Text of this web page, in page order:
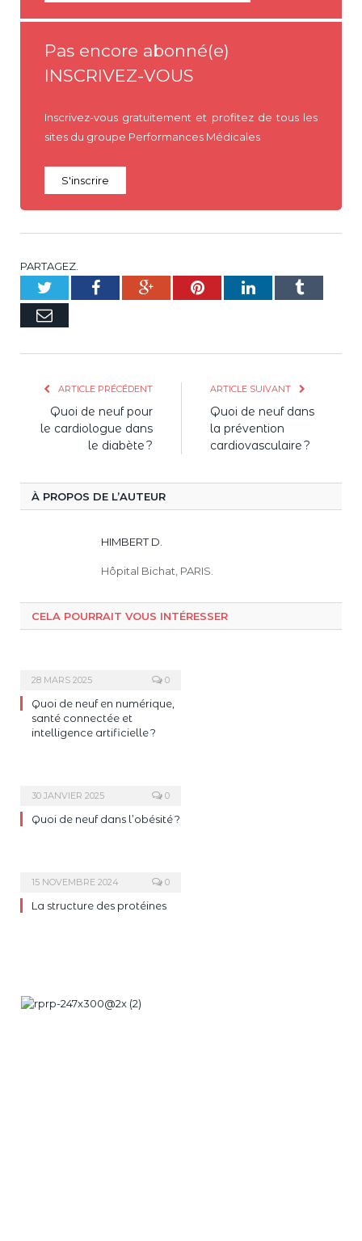
Pas encore abonné(e)
INSCRIVEZ-VOUS
Inscrivez-vous gratuitement et profitez de tous les
sites du groupe Performances Médicales
S'inscrire
PARTAGEZ.
TwitterFacebookGoogle+PinterestLinkedInTumblr
E-
ARTICLE PRÉCÉDENT
Quoi de neuf pour
le cardiologue dans
le diabète ?
ARTICLE SUIVANT
Quoi de neuf dans
la prévention
cardiovasculaire ?
À PROPOS DE L’AUTEUR
HIMBERT D.
Hôpital Bichat, PARIS.
CELA POURRAIT VOUS INTÉRESSER
28 MARS 2025 0
Quoi de neuf en numérique,
santé connectée et
intelligence artificielle ?
30 JANVIER 2025 0
Quoi de neuf dans l’obésité ?
15 NOVEMBRE 2024 0
La structure des protéines